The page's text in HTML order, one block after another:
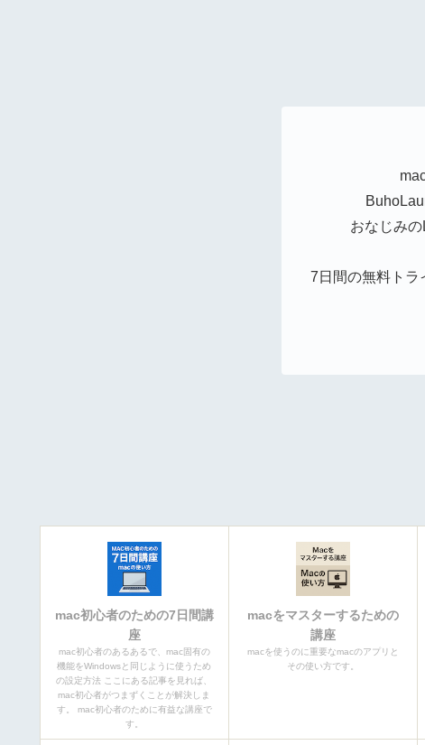
おなじみ
7日間の無料トラ
mac初心者のための7日間講
座
mac初心者のあるあるで、mac固有の
機能をWindowsと同じように使うため
の設定方法 ここにある記事を見れば、
mac初心者がつまずくことが解決しま
す。 mac初心者のために有益な講座で
す。
macをマスターするための
講座
macを使うのに重要なmacのアプリと
その使い方です。